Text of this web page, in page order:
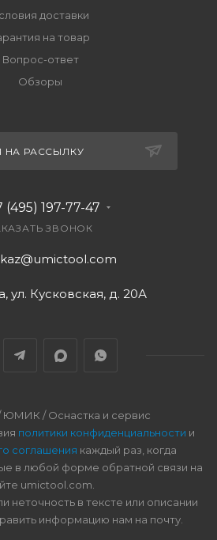
доставки
на товар
Вопрос-ответ
Обзоры
НА РАССЫЛКУ
(495) 197-77-47
ЗВОНОК
ул. Кусковская, д. 20А
ЮМИК / Оснастка и сервис
политики конфиденциальности и
соглашения каждый раз, когда
в любой форме обратной связи на
umictool.com.
неточность в тексте или описании
информацию нам на почту.